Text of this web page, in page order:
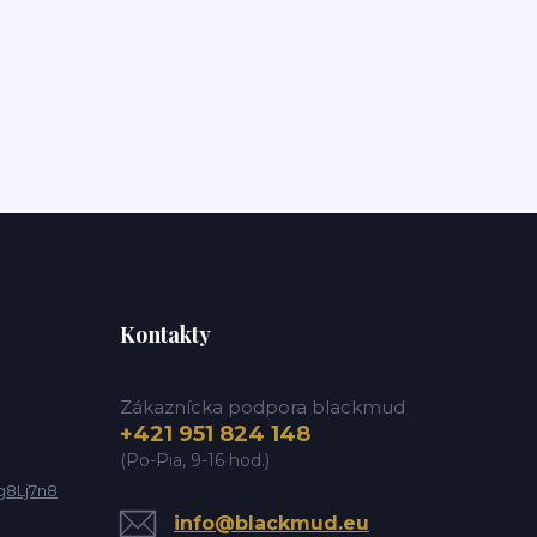
Kontakty
Zákaznícka podpora blackmud
+421 951 824 148
(Po-Pia, 9-16 hod.)
info@blackmud.eu